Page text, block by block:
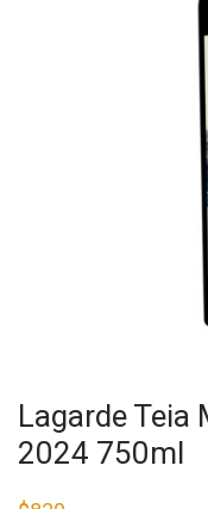
Lagarde Teia
2024 750ml